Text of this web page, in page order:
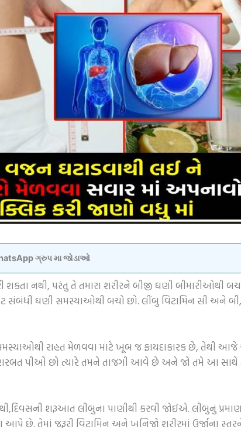
ગ્રુપ મા જોડાઓ
નથી, પરંતુ તે તમારા શરીરને બીજી ઘણી બીમારીઓથી
ઘણી સમસ્યાઓથી બચો છો. લીંબુ વિટામિન સી અને બી,
રાહત મેળવવા માટે ખૂબ જ ફાયદાકારક છે, તેથી
પીઓ છો ત્યારે તમને તાજગી આવે છે અને જો તમે આ સાથે
શરૂઆત લીંબુના પાણીથી કરવી જોઈએ. લીંબુનું
છે. તેમાં જરૂરી વિટામિન અને ખનિજો શરીરમાં ઉર્જાના